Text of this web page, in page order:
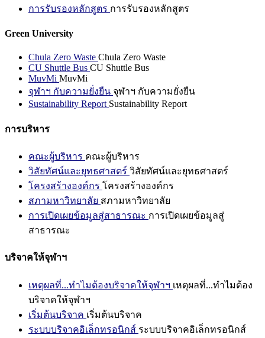
การรับรองหลักสูตร การรับรองหลักสูตร
Green University
Chula Zero Waste Chula Zero Waste
CU Shuttle Bus CU Shuttle Bus
MuvMi MuvMi
จุฬาฯ กับความยั่งยืน จุฬาฯ กับความยั่งยืน
Sustainability Report Sustainability Report
การบริหาร
คณะผู้บริหาร คณะผู้บริหาร
วิสัยทัศน์และยุทธศาสตร์ วิสัยทัศน์และยุทธศาสตร์
โครงสร้างองค์กร โครงสร้างองค์กร
สภามหาวิทยาลัย สภามหาวิทยาลัย
การเปิดเผยข้อมูลสู่สาธารณะ การเปิดเผยข้อมูลสู่
สาธารณะ
บริจาคให้จุฬาฯ
เหตุผลที่...ทำไมต้องบริจาคให้จุฬาฯ เหตุผลที่...ทำไมต้อง
บริจาคให้จุฬาฯ
เริ่มต้นบริจาค เริ่มต้นบริจาค
ระบบบริจาคอิเล็กทรอนิกส์ ระบบบริจาคอิเล็กทรอนิกส์